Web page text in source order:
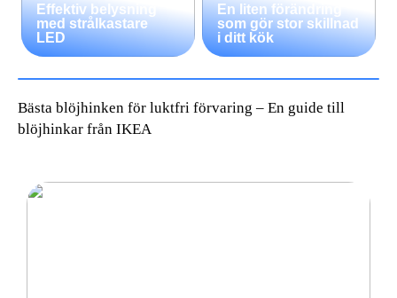
Effektiv belysning
med strålkastare
LED
En liten förändring
som gör stor skillnad
i ditt kök
Bästa blöjhinken för luktfri förvaring – En guide till
blöjhinkar från IKEA